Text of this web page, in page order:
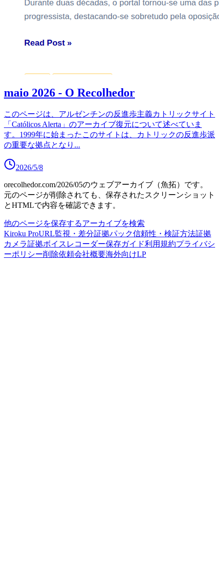
maio 2026 - O Recolhedor
このページは、アルゼンチンの反進歩主義カトリックサイト
「Católicos Alerta」のアーカイブ復元について述べていま
す。1999年に始まったこのサイトは、カトリックの反進歩派
の重要な拠点となり ...
2026/5/8
orecolhedor.com/2026/05のウェブアーカイブ（魚拓）です。
元のページが削除されても、保存されたスクリーンショット
とHTMLで内容を確認できます。
他のページを保存するアーカイブを検索
Kiroku ProURL監視・差分証拠パック信頼性・検証方法証拠
カメラ証拠ボイスレコーダー保存ガイド利用規約プライバシ
ーポリシー削除依頼会社概要海外向けLP